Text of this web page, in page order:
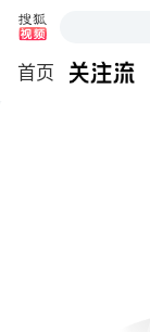
首页